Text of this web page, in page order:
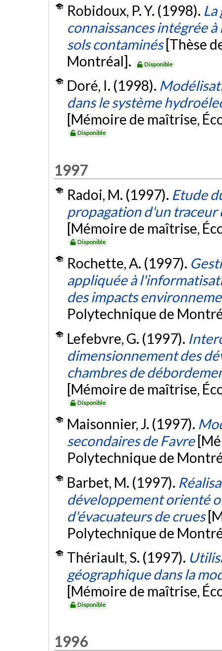
Robidoux, P. Y. (1998). La
connaissances intégrée
sols contaminés [Thèse
Montréal].
Disponible
Doré, I. (1998).
dans le système
[Mémoire de maîtrise,
Disponible
1997
Radoi, M. (1997). Etude
propagation d'un traceur
[Mémoire de maîtrise,
Disponible
Rochette, A. (1997).
appliquée à
des impacts
Polytechnique de
Lefebvre, G. (1997).
dimensionnement des
chambres de
[Mémoire de maîtrise,
Disponible
Maisonnier, J. (1997).
secondaires de Favre
Polytechnique de
Barbet, M. (1997).
développement orienté
d'évacuateurs de crues
Polytechnique de
Thériault, S. (1997).
géographique dans la
[Mémoire de maîtrise,
Disponible
1996